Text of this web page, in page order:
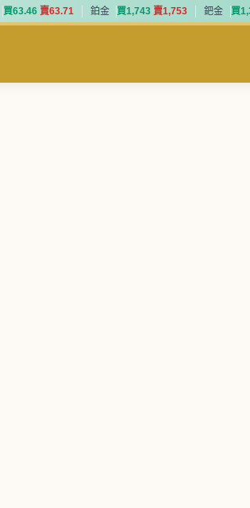
買63.46 賣63.71 鉑金 買1,743 賣1,753 鈀金 買1,